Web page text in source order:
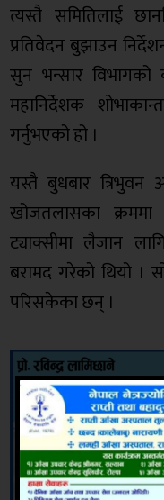
त्यस्तै समितिलाई
प्रतिवेदन बुझाउन
सुन भन्सार विभागको
महानिर्देशक
गर्नुभएको हो ।
यस्तै बुधबार त्रिभुवन
खोजतलासका
ट्याक्सीमा लैजान
बरामद गरेको थियो ।
परिसकेका छन् ।